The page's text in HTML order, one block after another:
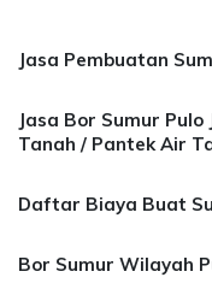
Jasa Pembuatan
Jasa Bor Sumur
Tanah / Pantek Air
Daftar Biaya Buat
Bor Sumur Wilayah